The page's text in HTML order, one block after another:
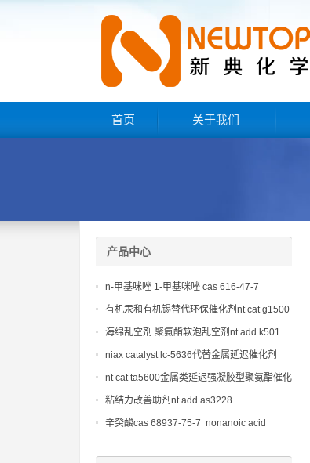
首页 关于我们
产品中心
n-甲基咪唑 1-甲基咪唑 cas 616-47-7
lupragen nmi
有机汞和有机锡替代环保催化剂nt cat g1500
海绵乱空剂 聚氨酯软泡乱空剂nt add k501
niax catalyst lc-5636代替金属延迟催化剂
nt cat ta5600金属类延迟强凝胶型聚氨酯催化
剂
粘结力改善助剂nt add as3228
辛癸酸cas 68937-75-7 nonanoic acid